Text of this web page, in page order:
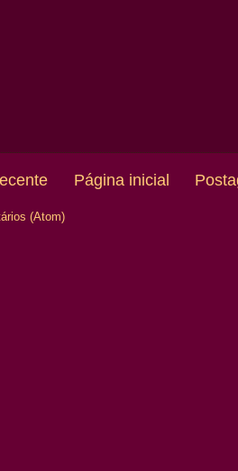
Página inicial
(Atom)